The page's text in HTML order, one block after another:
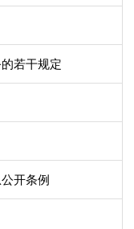
若干规定
开条例